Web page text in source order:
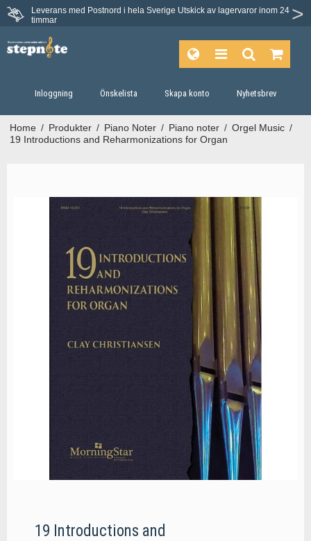
Leverans med Postnord i hela Sverige Utskick av lagervaror inom 24
timmar
Inloggning Önskelista Skapa konto Nyhetsbrev
Home / Produkter / Piano Noter / Piano noter / Orgel Music /
19 Introductions and Reharmonizations for Organ
19 Introductions and